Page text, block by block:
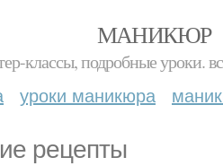
МАНИКЮР
классы, подробные уроки.
уроки маникюра
рецепты